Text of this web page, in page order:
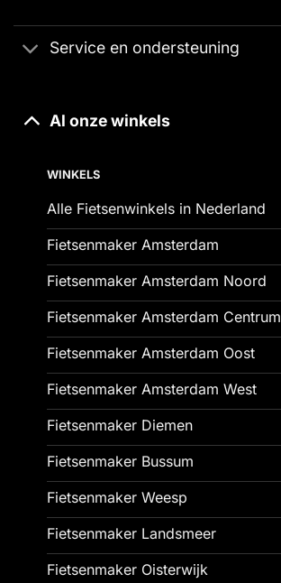
Service en ondersteuning
Al onze winkels
WINKELS
Alle Fietsenwinkels in Nederland
Fietsenmaker Amsterdam
Fietsenmaker Amsterdam Noord
Fietsenmaker Amsterdam Centrum
Fietsenmaker Amsterdam Oost
Fietsenmaker Amsterdam West
Fietsenmaker Diemen
Fietsenmaker Bussum
Fietsenmaker Weesp
Fietsenmaker Landsmeer
Fietsenmaker Oisterwijk